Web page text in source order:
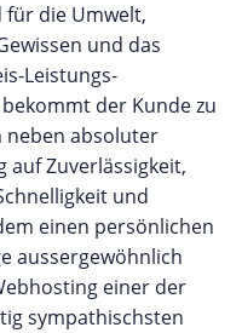
die Umwelt,
und das
Leistungs-
der Kunde zu
neben absoluter
auf Zuverlässigkeit,
und
einen persönlichen
aussergewöhnlich
einer der
sympathischsten